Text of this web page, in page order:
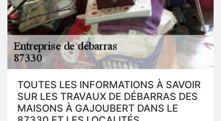
TOUTES LES INFORMATIONS À SAVOIR
SUR LES TRAVAUX DE DÉBARRAS DES
MAISONS À GAJOUBERT DANS LE